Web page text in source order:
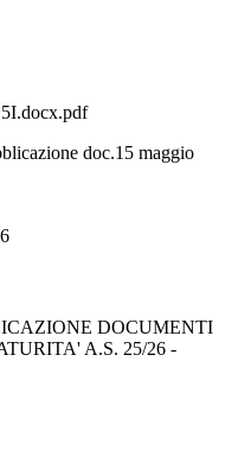
doc.15 maggio
DOCUMENTI
A.S. 25/26 -